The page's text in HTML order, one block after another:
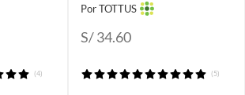
(4)
Por TOTTUS
S/ 34.60
(5)